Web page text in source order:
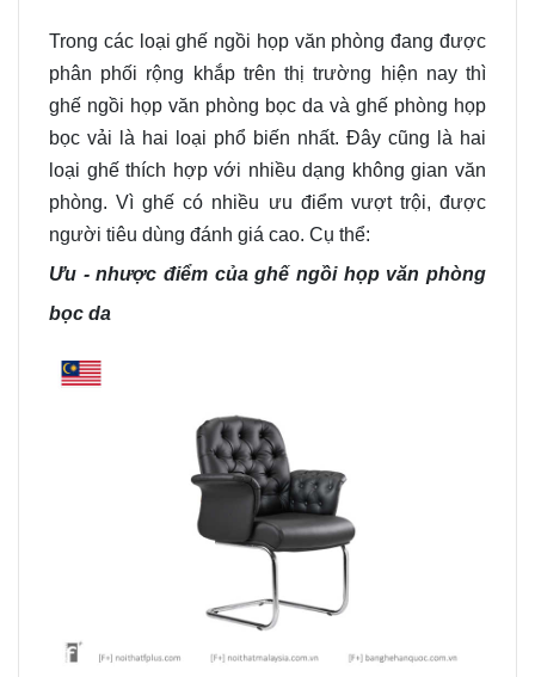
Trong các loại ghế ngồi họp văn phòng đang được
phân phối rộng khắp trên thị trường hiện nay thì
ghế ngồi họp văn phòng bọc da và ghế phòng họp
bọc vải là hai loại phổ biến nhất. Đây cũng là hai
loại ghế thích hợp với nhiềudạng không gian văn
phòng. Vìghếcó nhiều ưu điểm vượt trội, được
người tiêu dùng đánh giá cao. Cụ thể:
Ưu -nhược điểm của ghế ngồi họp văn phòng
bọc da